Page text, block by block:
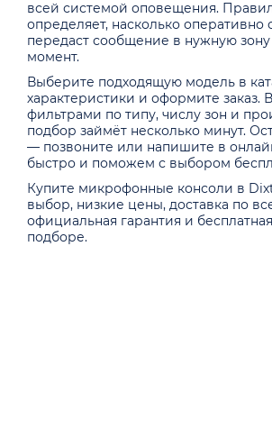
всей системой оповещения.
определяет, насколько оперативно
передаст сообщение в нужную
момент.
Выберите подходящую модель в
характеристики и оформите заказ.
фильтрами по типу, числу зон и
подбор займёт несколько минут.
— позвоните или напишите в
быстро и поможем с выбором
Купите микрофонные консоли в
выбор, низкие цены, доставка по
официальная гарантия и
подборе.